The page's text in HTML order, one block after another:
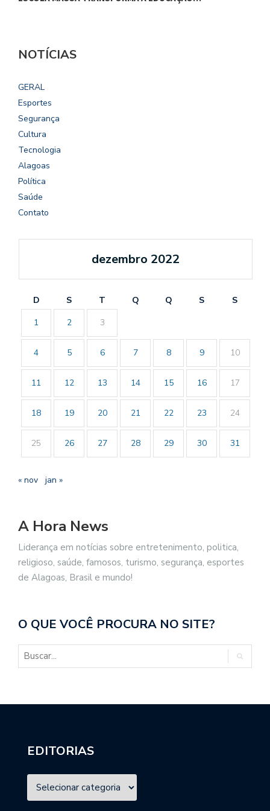
NOTÍCIAS
GERAL
Esportes
Segurança
Cultura
Tecnologia
Alagoas
Política
Saúde
Contato
dezembro 2022
D S T Q Q S
S
1
2 3
4 5 6 7 8 9 10
11 12 13 14 15 16 17
18 19 20 21 22 23 24
25 26 27 28 29 30 31
« nov jan »
A Hora News
Liderança em notícias sobre entretenimento, politica,
religioso, saúde, famosos, turismo, segurança, esportes
de Alagoas, Brasil e mundo!
O QUE VOCÊ PROCURA NO SITE?
EDITORIAS